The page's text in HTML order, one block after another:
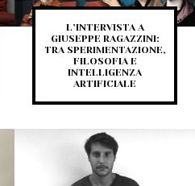
L’INTERVISTA A
GIUSEPPE RAGAZZINI:
TRA SPERIMENTAZIONE,
FILOSOFIA E
INTELLIGENZA
ARTIFICIALE